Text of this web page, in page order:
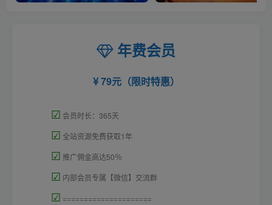
年费会员
79元（限时特惠）
☑ 会员时长：365天
☑ 全站资源免费获取1年
☑ 推广佣金高达50％
☑ 内部会员专属【微信】交流群
☑ =====================